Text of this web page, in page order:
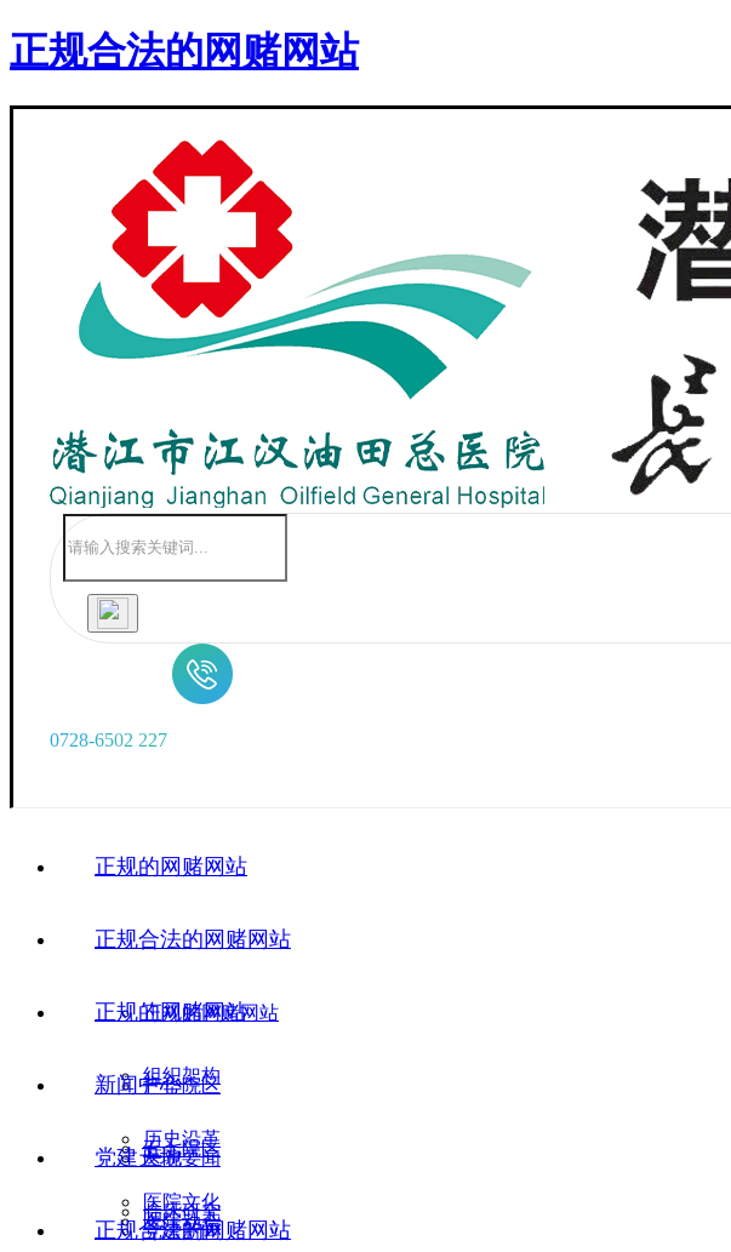
正规合法的网赌网站
0728-6502 227
正规的网赌网站
正规合法的网赌网站
正规的网赌网站
组织架构
历史沿革
医院文化
正规的网赌网站
广华院区
五七院区
临床研究
新闻中心
医院要闻
医院动态
党建天地
党建新闻
正规合法的网赌网站